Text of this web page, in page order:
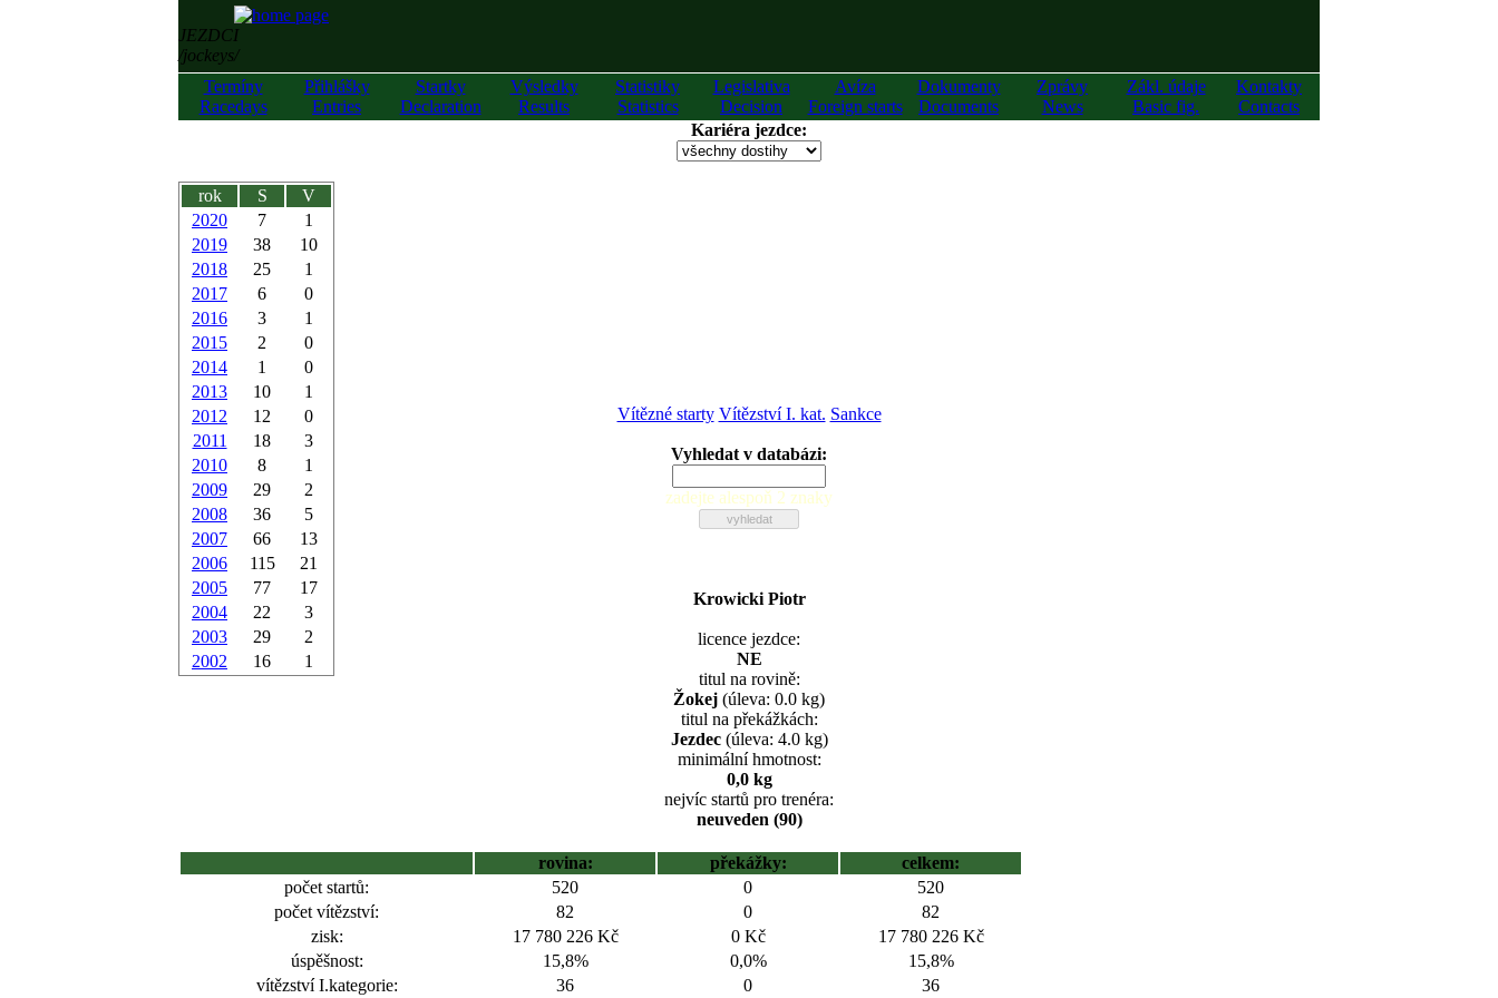
JEZDCI
/jockeys/
Termíny
Racedays
Přihlášky
Entries
Startky
Declaration
Výsledky
Results
Statistiky
Statistics
Legislativa
Decision
Avíza
Foreign starts
Dokumenty
Documents
Zprávy
News
Zákl. údaje
Basic fig.
Kontakty
Contacts
Kariéra jezdce:
rok S
V
2020
7
1
2019
38
10
2018
25
1
2017
6
0
2016
3
1
2015
2
0
2014
1
0
2013
10
1
2012
12
0
2011
18
3
2010
8
1
2009
29
2
2008
36
5
2007
66
13
2006
115
21
2005
77
17
2004
22
3
2003
29
2
2002
16 1
Vítězné starty Vítězství I. kat. Sankce
Vyhledat v databázi:
zadejte alespoň 2 znaky
Krowicki Piotr
licence jezdce:
NE
titul na rovině:
Žokej (úleva: 0.0 kg)
titul na překážkách:
Jezdec(úleva: 4.0 kg)
minimální hmotnost:
0,0 kg
nejvíc startů pro trenéra:
neuveden (90)
rovina: překážky:
celkem:
počet startů:
520 0
520
počet vítězství:
82 0
82
zisk:
17 780 226 Kč 0 Kč
17 780 226 Kč
úspěšnost:
15,8% 0,0%
15,8%
vítězství I.kategorie:
36 0 36